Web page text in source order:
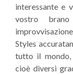
interessante e
vostro
Styles
tutto il mondo,
cioè diversi